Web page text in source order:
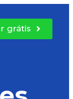
grátis